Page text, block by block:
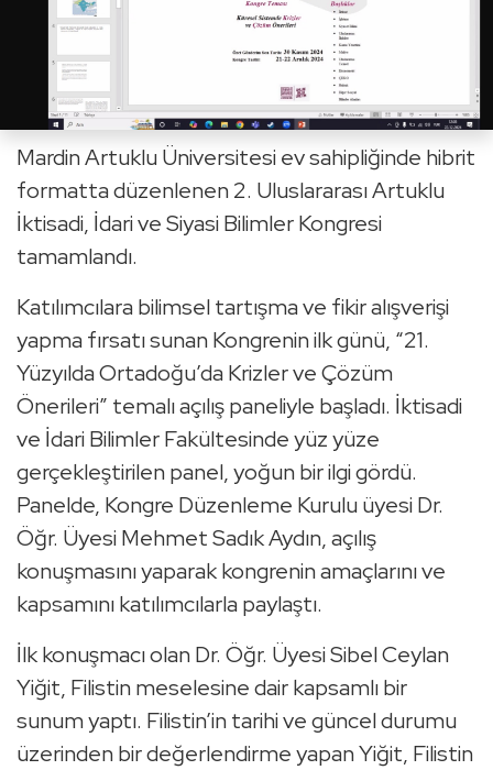
Mardin Artuklu Üniversitesi ev sahipliğinde hibrit
formatta düzenlenen 2. Uluslararası Artuklu
İktisadi, İdari ve Siyasi Bilimler Kongresi
tamamlandı.
Katılımcılara bilimsel tartışma ve fikir alışverişi
yapma fırsatı sunan Kongrenin ilk günü, “21.
Yüzyılda Ortadoğu’da Krizler ve Çözüm
Önerileri” temalı açılış paneliyle başladı. İktisadi
ve İdari Bilimler Fakültesinde yüz yüze
gerçekleştirilen panel, yoğun bir ilgi gördü.
Panelde, Kongre Düzenleme Kurulu üyesi Dr.
Öğr. Üyesi Mehmet Sadık Aydın, açılış
konuşmasını yaparak kongrenin amaçlarını ve
kapsamını katılımcılarla paylaştı.
İlk konuşmacı olan Dr. Öğr. Üyesi Sibel Ceylan
Yiğit, Filistin meselesine dair kapsamlı bir
sunum yaptı. Filistin’in tarihi ve güncel durumu
üzerinden bir değerlendirme yapan Yiğit, Filistin